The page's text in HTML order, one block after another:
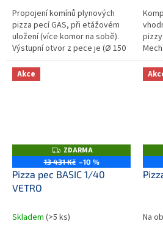
Propojení komínů plynových
pizza pecí GAS, při etážovém
uložení (více komor na sobě).
Výstupní otvor z pece je (Ø 150
mm)
čela
Akce
Z
D
A
R
ZDARMA
13 431 Kč –10 %
Pizza pec BASIC 1/40
VETRO
Skladem (>5 ks) Na